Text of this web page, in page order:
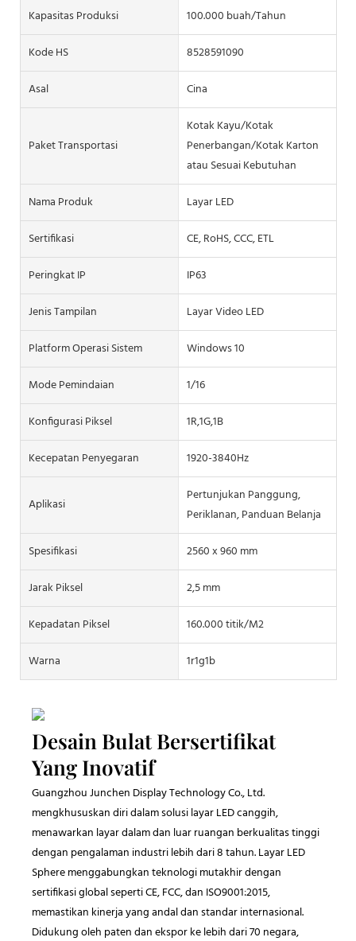
Kapasitas Produksi
100.000 buah/Tahun
Kode HS
8528591090
Asal
Cina
Paket Transportasi
Kotak Kayu/Kotak
Penerbangan/Kotak Karton
atau Sesuai Kebutuhan
Nama Produk
Layar LED
Sertifikasi
CE, RoHS, CCC, ETL
Peringkat IP
IP63
Jenis Tampilan
Layar Video LED
Platform Operasi Sistem
Windows 10
Mode Pemindaian
1/16
Konfigurasi Piksel
1R,1G,1B
Kecepatan Penyegaran
1920-3840Hz
Aplikasi
Pertunjukan Panggung,
Periklanan, Panduan Belanja
Spesifikasi
2560 x 960 mm
Jarak Piksel
2,5 mm
Kepadatan Piksel
160.000 titik/M2
Warna
1r1g1b
Desain Bulat Bersertifikat
Yang Inovatif
Guangzhou Junchen Display Technology Co., Ltd.
mengkhususkan diri dalam solusi layar LED canggih,
menawarkan layar dalam dan luar ruangan berkualitas tinggi
dengan pengalaman industri lebih dari 8 tahun. Layar LED
Sphere menggabungkan teknologi mutakhir dengan
sertifikasi global seperti CE, FCC, dan ISO9001:2015,
memastikan kinerja yang andal dan standar internasional.
Didukung oleh paten dan ekspor ke lebih dari 70 negara,